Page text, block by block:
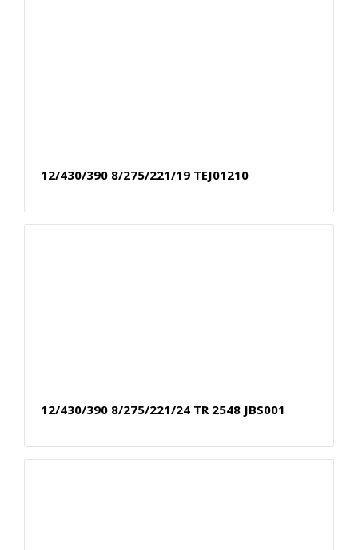
12/430/390 8/275/221/19 TEJ01210
12/430/390 8/275/221/24 TR 2548 JBS001